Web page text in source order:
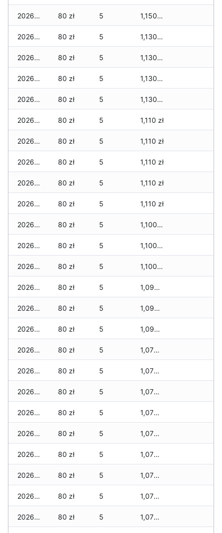
2026-01-31 80 zł 5 1,150 zł
2026-01-30 80 zł 5 1,130 zł
2026-01-29 80 zł 5 1,130 zł
2026-01-28 80 zł 5 1,130 zł
2026-01-27 80 zł 5 1,130 zł
2026-01-26 80 zł 5 1,110 zł
2026-01-25 80 zł 5 1,110 zł
2026-01-24 80 zł 5 1,110 zł
2026-01-23 80 zł 5 1,110 zł
2026-01-22 80 zł 5 1,110 zł
2026-01-21 80 zł 5 1,100 zł
2026-01-20 80 zł 5 1,100 zł
2026-01-19 80 zł 5 1,100 zł
2026-01-18 80 zł 5 1,090 zł
2026-01-17 80 zł 5 1,090 zł
2026-01-16 80 zł 5 1,090 zł
2026-01-15 80 zł 5 1,070 zł
2026-01-14 80 zł 5 1,070 zł
2026-01-13 80 zł 5 1,070 zł
2026-01-12 80 zł 5 1,070 zł
2026-01-11 80 zł 5 1,070 zł
2026-01-09 80 zł 5 1,070 zł
2026-01-08 80 zł 5 1,070 zł
2026-01-07 80 zł 5 1,070 zł
2026-01-06 80 zł 5 1,070 zł